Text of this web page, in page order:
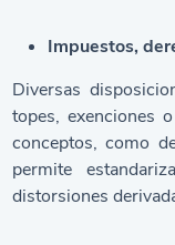
Impuestos,
Diversas
topes, exenciones
conceptos, como
permite
distorsiones